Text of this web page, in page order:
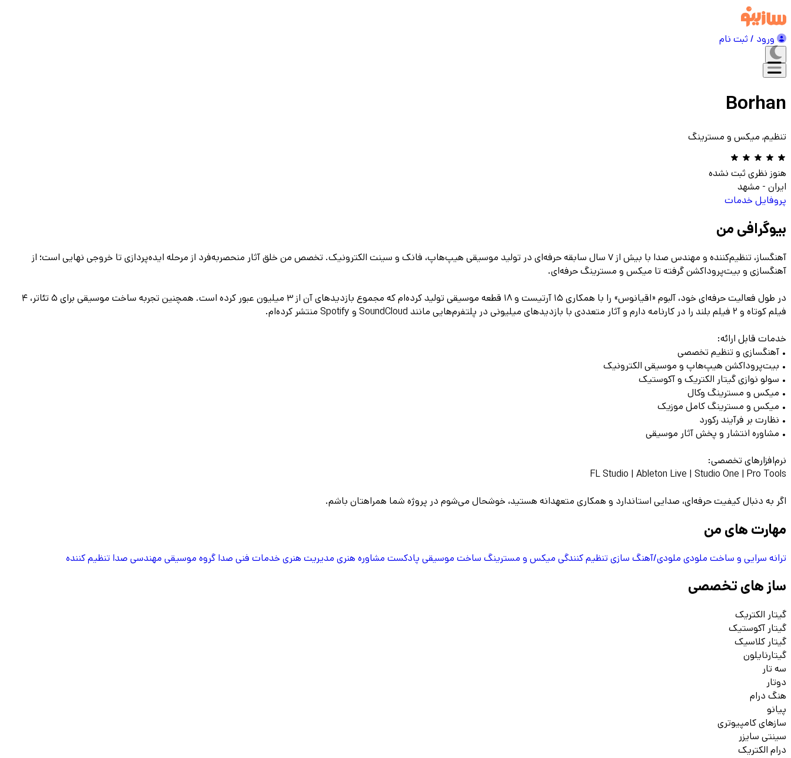
ورود / ثبت نام
Borhan
تنظیم, میکس و مسترینگ
هنوز نظری ثبت نشده
ایران - مشهد
پروفایل خدمات
بیوگرافی من
آهنگساز، تنظیم‌کننده و مهندس صدا با بیش از ۷ سال سابقه حرفه‌ای در تولید موسیقی هیپ‌هاپ، فانک و سینت الکترونیک. تخصص من خلق آثار منحصربه‌فرد از مرحله ایده‌پردازی تا خروجی نهایی است؛ از
آهنگسازی و بیت‌پروداکشن گرفته تا میکس و مسترینگ حرفه‌ای.
در طول فعالیت حرفه‌ای خود، آلبوم «اقیانوس» را با همکاری ۱۵ آرتیست و ۱۸ قطعه موسیقی تولید کرده‌ام که مجموع بازدیدهای آن از ۳ میلیون عبور کرده است. همچنین تجربه ساخت موسیقی برای ۵ تئاتر، ۴
فیلم کوتاه و ۲ فیلم بلند را در کارنامه دارم و آثار متعددی با بازدیدهای میلیونی در پلتفرم‌هایی مانند SoundCloud و Spotify منتشر کرده‌ام.
خدمات قابل ارائه:
• آهنگسازی و تنظیم تخصصی
• بیت‌پروداکشن هیپ‌هاپ و موسیقی الکترونیک
• سولو نوازی گیتار الکتریک و آکوستیک
• میکس و مسترینگ وکال
• میکس و مسترینگ کامل موزیک
• نظارت بر فرآیند رکورد
• مشاوره انتشار و پخش آثار موسیقی
نرم‌افزارهای تخصصی:
FL Studio | Ableton Live | Studio One | Pro Tools
اگر به دنبال کیفیت حرفه‌ای، صدایی استاندارد و همکاری متعهدانه هستید، خوشحال می‌شوم در پروژه شما همراهتان باشم.
مهارت های من
ترانه سرایی و ساخت ملودی ملودی/آهنگ سازی تنظیم کنندگی میکس و مسترینگ ساخت موسیقی پادکست مشاوره هنری مدیریت هنری خدمات فنی صدا گروه موسیقی مهندسی صدا تنظیم کننده
ساز های تخصصی
گیتار الکتریک
گیتار آکوستیک
گیتار کلاسیک
گیتارنایلون
سه تار
دوتار
هنگ درام
پیانو
سازهای کامپیوتری
سینتی سایزر
درام الکتریک